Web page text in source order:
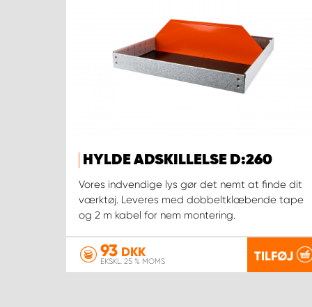
HYLDE ADSKILLELSE D:260
Vores indvendige lys gør det nemt at finde dit
værktøj. Leveres med dobbeltklæbende tape
og 2 m kabel for nem montering.
93 DKK
EKSKL. 25 % MOMS TILFØJ